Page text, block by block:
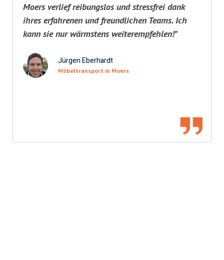
Moers verlief reibungslos und stressfrei dank
ihres erfahrenen und freundlichen Teams. Ich
kann sie nur wärmstens weiterempfehlen!"
Jürgen Eberhardt
Möbeltransport in Moers